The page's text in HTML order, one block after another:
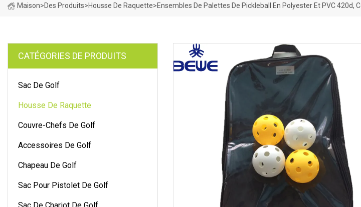
Maison>Des Produits>Housse De Raquette>Ensembles De Palettes De Pickleball En Polyester Et PVC 420d,
CATÉGORIES DE PRODUITS
Sac De Golf
Housse De Raquette
Couvre-Chefs De Golf
Accessoires De Golf
Chapeau De Golf
Sac Pour Pistolet De Golf
Sac De Chariot De Golf